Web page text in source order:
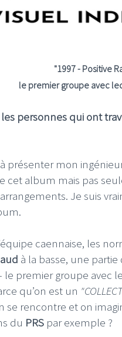
"1997 - Positive
le premier groupe avec
personnes qui ont
présenter mon
cet album mais pas
Je suis
caennaise, les
à la basse, une partie
le premier groupe avec
qu’on est un
se rencontre et on
du PRS par exemple ?